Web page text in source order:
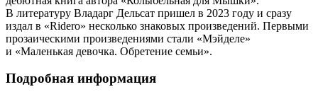
В литературу Владарг Дельсат пришел в 2023 году и сразу
издал в «Ridero» несколько знаковых произведений. Первыми
прозаическими произведениями стали «Мэйделе»
и «Маленькая девочка. Обретение семьи».
Подробная информация